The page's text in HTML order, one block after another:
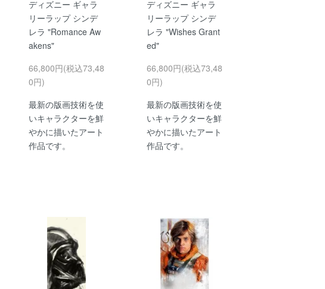
ディズニー ギャラ
リーラップ シンデ
レラ "Romance Aw
akens"
66,800円(税込73,48
0円)
最新の版画技術を使
いキャラクターを鮮
やかに描いたアート
作品です。
ディズニー ギャラ
リーラップ シンデ
レラ "Wishes Grant
ed"
66,800円(税込73,48
0円)
最新の版画技術を使
いキャラクターを鮮
やかに描いたアート
作品です。